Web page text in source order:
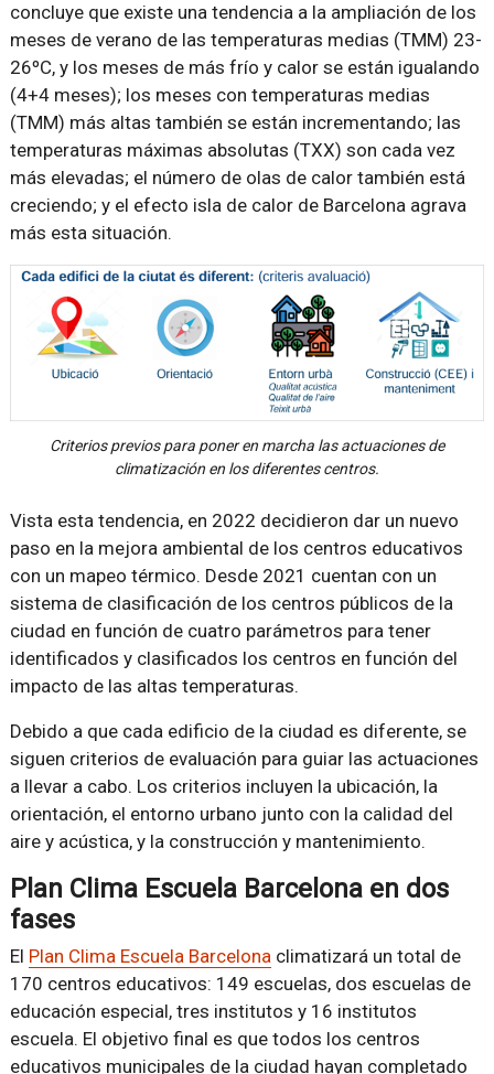
concluye que existe una tendencia a la ampliación de los
meses de verano de las temperaturas medias (TMM) 23-
26ºC, y los meses de más frío y calor se están igualando
(4+4 meses); los meses con temperaturas medias
(TMM) más altas también se están incrementando; las
temperaturas máximas absolutas (TXX) son cada vez
más elevadas; el número de olas de calor también está
creciendo; y el efecto isla de calor de Barcelona agrava
más esta situación.
Criterios previos para poner en marcha las actuaciones de
climatización en los diferentes centros.
Vista esta tendencia, en 2022 decidieron dar un nuevo
paso en la mejora ambiental de los centros educativos
con un mapeo térmico. Desde 2021 cuentan con un
sistema de clasificación de los centros públicos de la
ciudad en función de cuatro parámetros para tener
identificados y clasificados los centros en función del
impacto de las altas temperaturas.
Debido a que cada edificio de la ciudad es diferente, se
siguen criterios de evaluación para guiar las actuaciones
a llevar a cabo. Los criterios incluyen la ubicación, la
orientación, el entorno urbano junto con la calidad del
aire y acústica, y la construcción y mantenimiento.
Plan Clima Escuela Barcelona en dos
fases
El Plan Clima Escuela Barcelonaclimatizará un total de
170 centros educativos: 149 escuelas, dos escuelas de
educación especial, tres institutos y 16 institutos
escuela. El objetivo final es que todos los centros
educativos municipales de la ciudad hayan completado